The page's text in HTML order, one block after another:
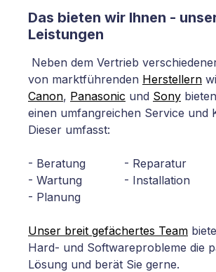
Das bieten wir Ihnen -
Leistungen
Neben dem Vertrieb
von marktführenden Herstellern
Canon, Panasonic und Sony
einen umfangreichen Service und
Dieser umfasst:
- Beratung - Reparatur
- Wartung - Installation
- Planung
Unser breit gefächertes Team
Hard- und Softwareprobleme die
Lösung und berät Sie gerne.